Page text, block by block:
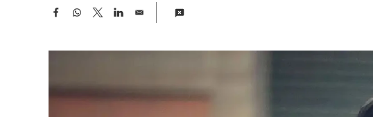
F
e
W
t
p
T
w
t
r
L
k
I
n
E
i